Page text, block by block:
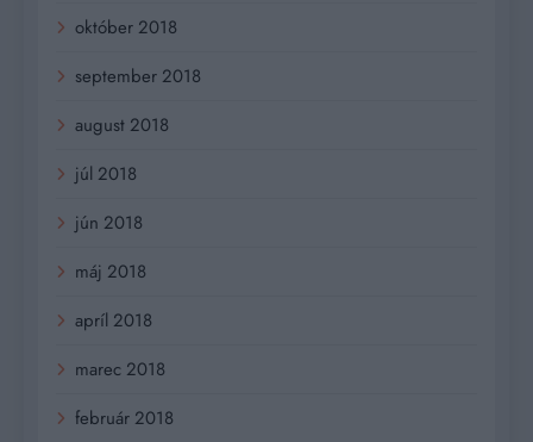
október 2018
september 2018
august 2018
júl 2018
jún 2018
máj 2018
apríl 2018
marec 2018
február 2018